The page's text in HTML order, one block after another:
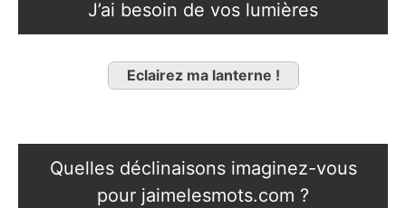
J’ai besoin de vos lumières
Eclairez ma lanterne !
Quelles déclinaisons imaginez-vous
pour jaimelesmots.com ?